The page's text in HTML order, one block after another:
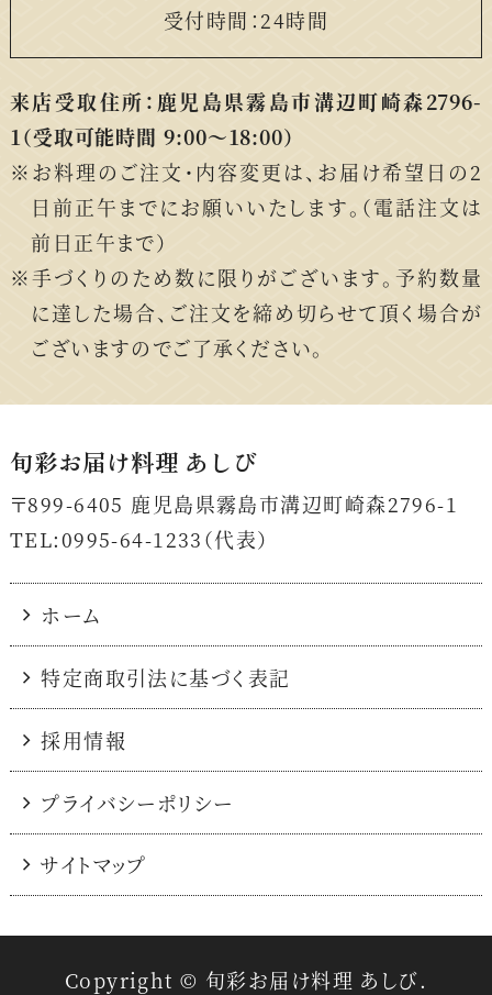
受付時間：24時間
来店受取住所：鹿児島県霧島市溝辺町崎森2796-
1（受取可能時間 9:00〜18:00）
お料理のご注文・内容変更は、お届け希望日の2
日前正午までにお願いいたします。（電話注文は
前日正午まで）
手づくりのため数に限りがございます。予約数量
に達した場合、ご注文を締め切らせて頂く場合が
ございますのでご了承ください。
旬彩お届け料理 あしび
〒899-6405 鹿児島県霧島市溝辺町崎森2796-1
TEL:0995-64-1233（代表）
ホーム
特定商取引法に基づく表記
採用情報
プライバシーポリシー
サイトマップ
Copyright © 旬彩お届け料理 あしび.